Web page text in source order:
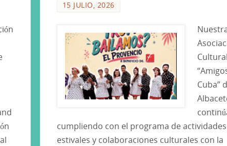
15 JULIO, 2026
Cuba”
cumpliendo con el programa de actividades
estivales y colaboraciones culturales con la